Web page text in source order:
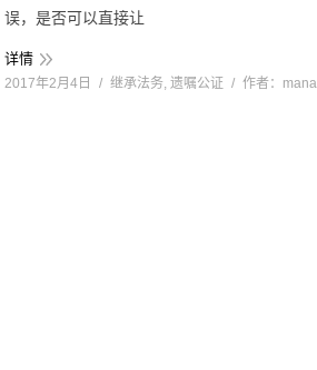
误，是否可以直接让
详情
2017年2月4日 继承法务, 遗嘱公证 作者：